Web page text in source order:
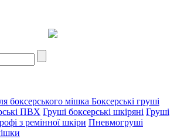
боксерського мішка Боксерські груші
ПВХ Груші боксерські шкіряні Груші
з ремінної шкіри Пневмогруші